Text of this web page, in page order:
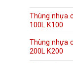
Thùng nhựa
100L K100
Thùng nhựa
200L K200